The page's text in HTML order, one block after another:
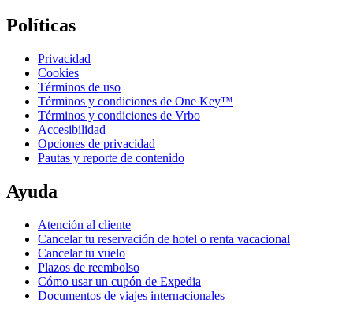
Políticas
Privacidad
Cookies
Términos de uso
Términos y condiciones de One Key™
Términos y condiciones de Vrbo
Accesibilidad
Opciones de privacidad
Pautas y reporte de contenido
Ayuda
Atención al cliente
Cancelar tu reservación de hotel o renta vacacional
Cancelar tu vuelo
Plazos de reembolso
Cómo usar un cupón de Expedia
Documentos de viajes internacionales